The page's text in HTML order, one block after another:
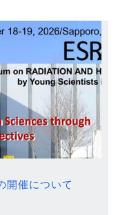
開催について